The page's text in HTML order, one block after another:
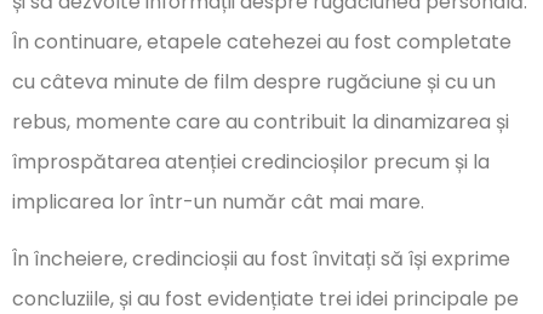
În continuare, etapele catehezei au fost completate
cu câteva minute de film despre rugăciune și cu un
rebus, momente care au contribuit la dinamizarea și
împrospătarea atenției credincioșilor precum și la
implicarea lor într-un număr cât mai mare.
În încheiere, credincioșii au fost învitați să își exprime
concluziile, și au fost evidențiate trei idei principale pe